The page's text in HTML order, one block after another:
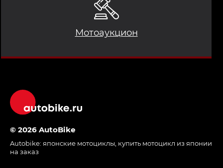
Мотоаукцион
© 2026 AutoBike
Autobike: японские мотоциклы купить мотоцикл из японии
на заказ